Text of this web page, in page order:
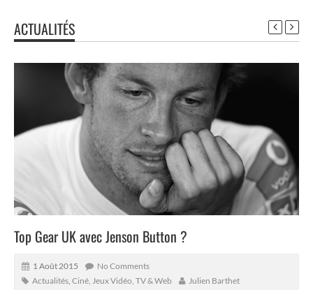
ACTUALITÉS
Top Gear UK avec Jenson Button ?
1 Août 2015
No Comments
Actualités Ciné, Jeux Vidéo, TV & Web Julien Barthet